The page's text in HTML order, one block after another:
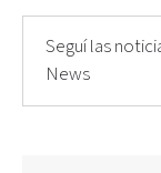
Seguí las
News